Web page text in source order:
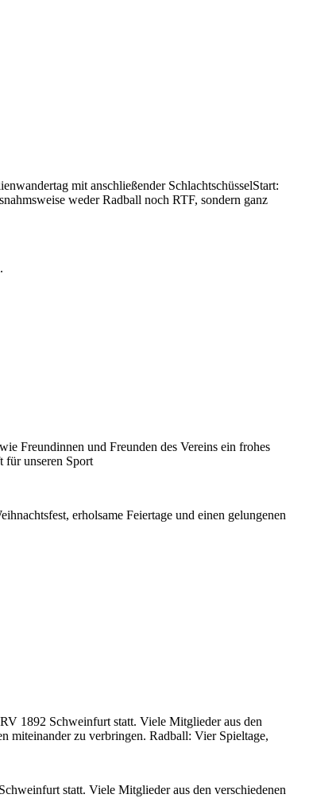
mit anschließender SchlachtschüsselStart:
weder Radball noch RTF, sondern ganz
Freundinnen und Freunden des Vereins ein frohes
für unseren Sport
erholsame Feiertage und einen gelungenen
1892 Schweinfurt statt. Viele Mitglieder aus den
miteinander zu verbringen. Radball: Vier Spieltage,
statt. Viele Mitglieder aus den verschiedenen